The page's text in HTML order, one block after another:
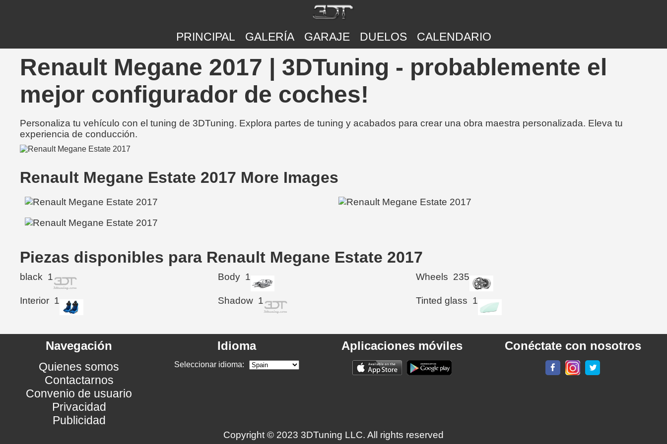
PRINCIPAL GALERÍA GARAJE DUELOS CALENDARIO
Renault Megane 2017 | 3DTuning - probablemente el
mejor configurador de coches!
Personaliza tu vehículo con el tuning de 3DTuning. Explora partes de tuning y acabados para crear una obra maestra personalizada. Eleva tu
experiencia de conducción.
Renault Megane Estate 2017 More Images
Piezas disponibles para Renault Megane Estate 2017
black 1 Body 1 Wheels 235
Interior 1 Shadow 1 Tinted glass 1
Navegación
Quienes somos
Contactarnos
Convenio de usuario
Privacidad
Publicidad
Idioma
Seleccionar idioma:
Aplicaciones móviles Conéctate con nosotros
Copyright © 2023 3DTuning LLC. All rights reserved